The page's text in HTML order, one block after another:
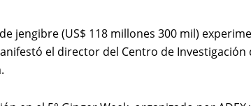
jengibre (US$ 118 millones 300 mil)
el director del Centro de